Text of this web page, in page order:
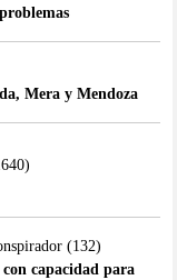
Mera y Mendoza
(132)
capacidad para